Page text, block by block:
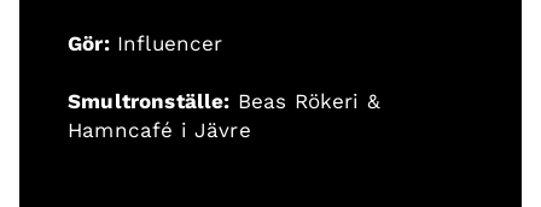
Gör:Influencer
Smultronställe: Beas Rökeri &
Hamncafé i Jävre